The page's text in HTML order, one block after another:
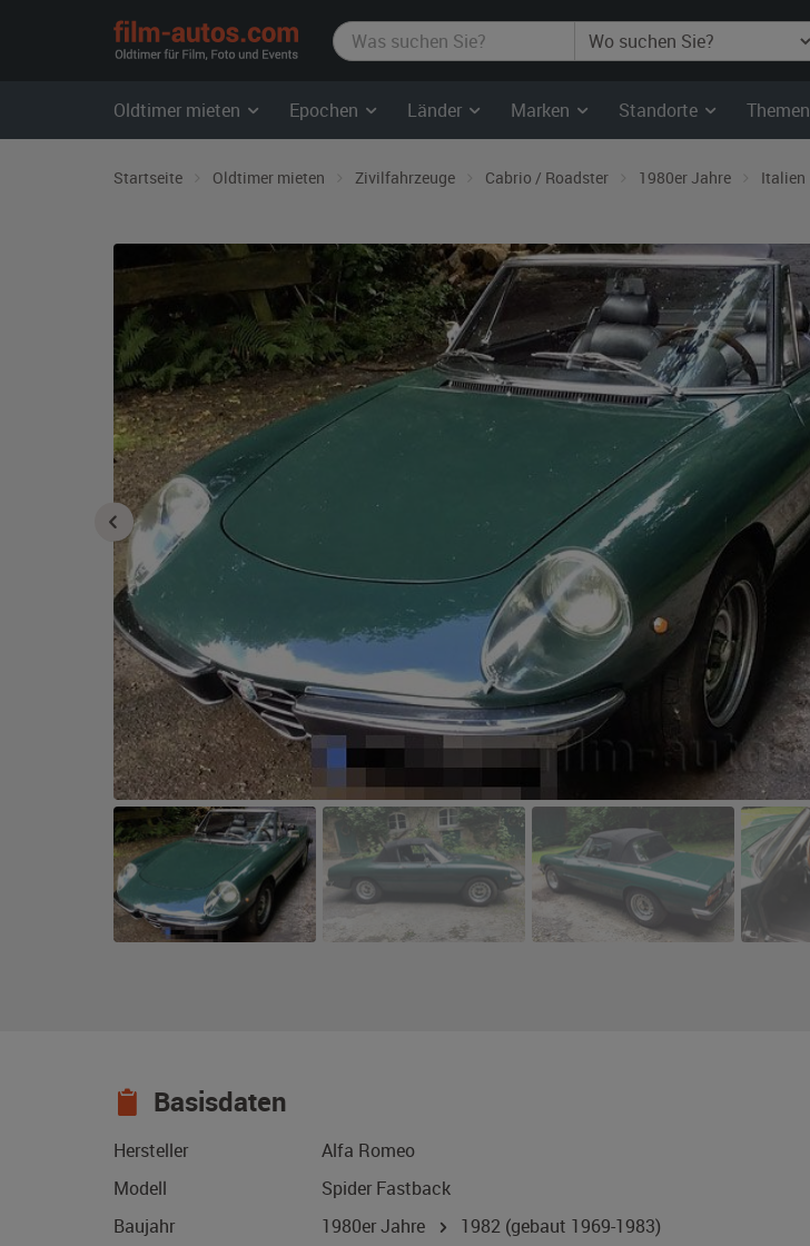
film-
autos.com
Oldtimer mieten Epochen Länder Marken Standorte Themen
Startseite Oldtimer mieten Zivilfahrzeuge Cabrio / Roadster 1980er Jahre Italien
Basisdaten
Hersteller
Alfa Romeo
Modell
Spider Fastback
Baujahr
1980er Jahre 1982 (gebaut 1969-1983)